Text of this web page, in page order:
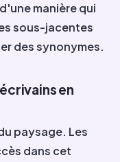
manière qui
sous-jacentes
des synonymes.
en
paysage. Les
dans cet